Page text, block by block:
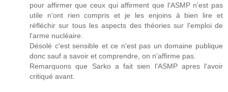
pour affirmer que ceux qui affirment que l'ASMP n'est pas
utile n'ont rien compris et je les enjoins à bien lire et
réfléchir sur tous les aspects des théories sur l'emploi de
l'arme nucléaire.
Désolé c'est sensible et ce n'est pas un domaine publique
donc sauf a savoir et comprendre, on n'affirme pas.
Remarquons que Sarko a fait sien l'ASMP apres l'avoir
critiqué avant.